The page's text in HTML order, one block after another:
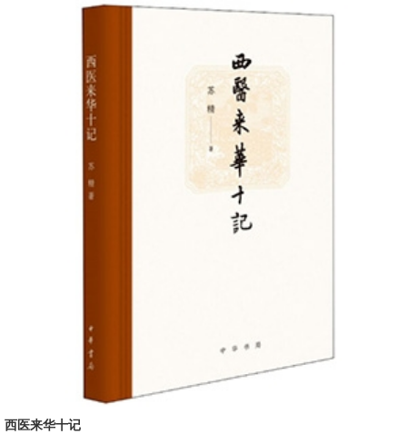
西医来华十记